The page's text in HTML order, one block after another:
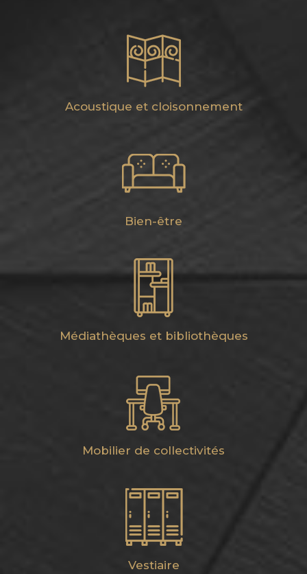
Acoustique et cloisonnement
Bien-être
Médiathèques et bibliothèques
Mobilier de collectivités
Vestiaire